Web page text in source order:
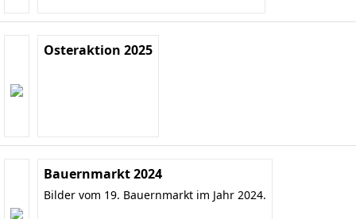
Osteraktion 2025
Bauernmarkt 2024
Bilder vom 19. Bauernmarkt im Jahr 2024.